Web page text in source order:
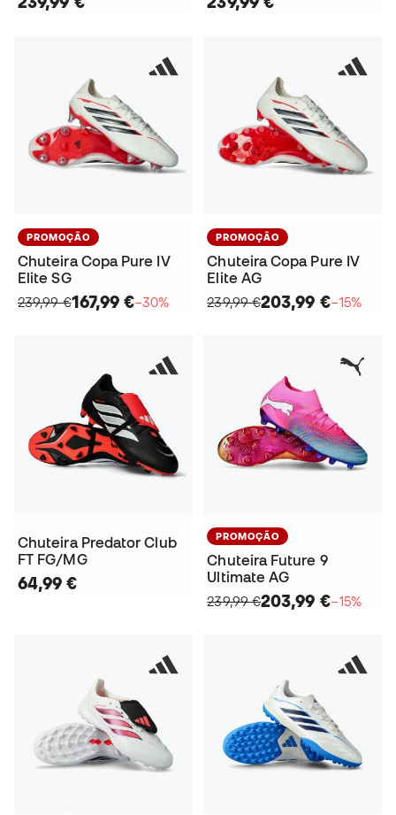
PROMOÇÃO
Chuteira Copa Pure IV
Elite SG
239,99 €167,99 €−30%
PROMOÇÃO
Chuteira Copa Pure IV
Elite AG
239,99 €203,99 €−15%
Chuteira Predator Club
FT FG/MG
64,99 €
PROMOÇÃO
Chuteira Future 9
Ultimate AG
239,99 €203,99 €−15%